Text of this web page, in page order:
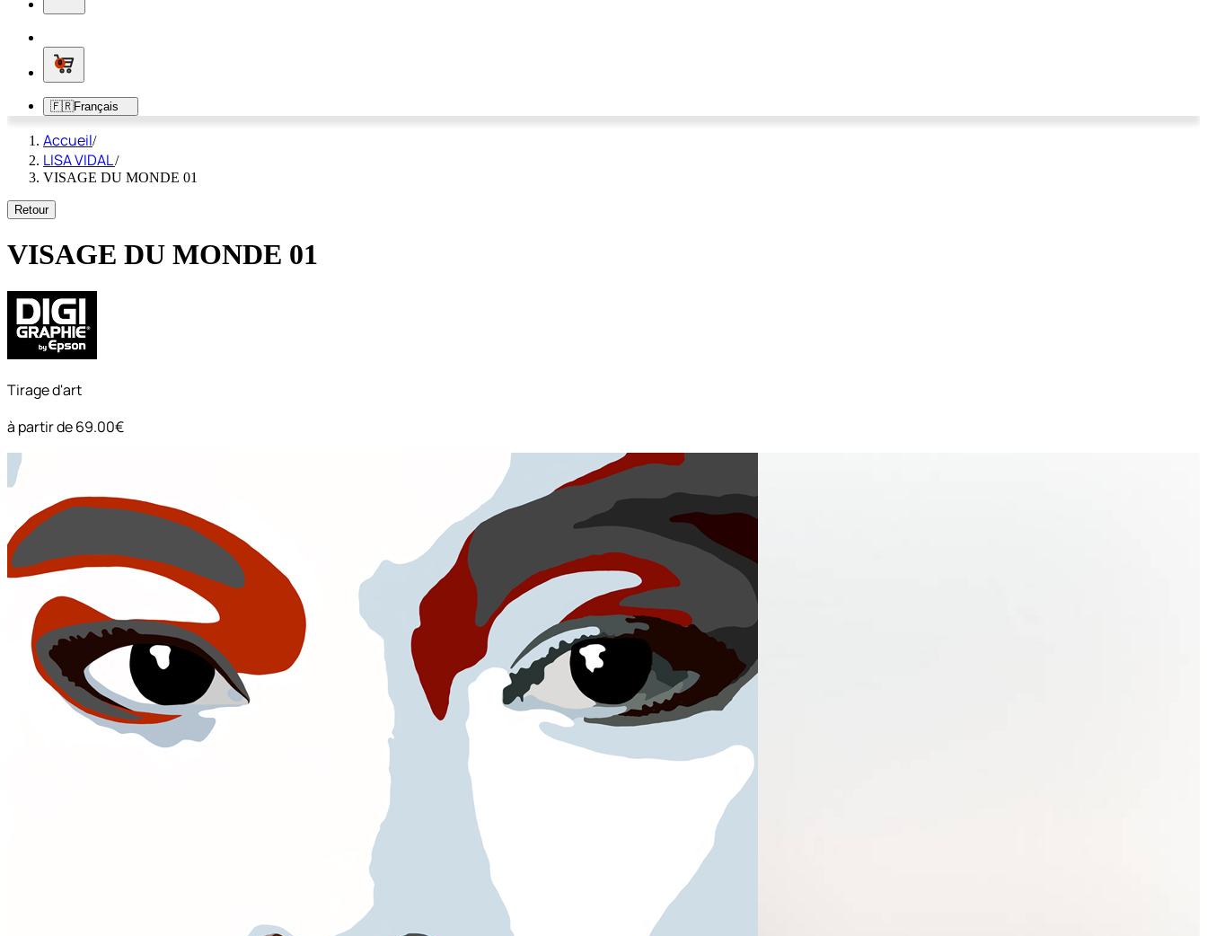
0
🇫🇷Français
Accueil/
LISA VIDAL/
VISAGE DU MONDE 01
Retour
VISAGE DU MONDE 01
Tirage d'art
à partir de69.00€